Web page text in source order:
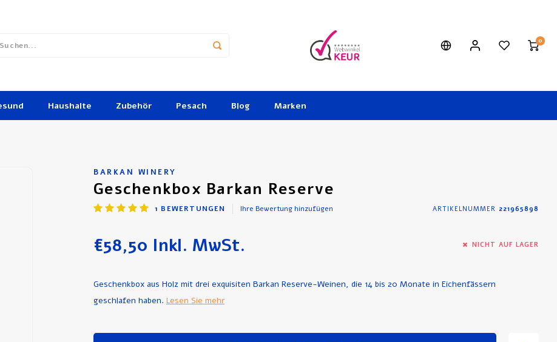
0
Haushalte Zubehör Pesach Blog Marken
BARKAN WINERY
Geschenkbox Barkan Reserve
1 BEWERTUNGEN Ihre Bewertung hinzufügen ARTIKELNUMMER 221965898
€58,50 Inkl. MwSt. NICHT AUF LAGER
Geschenkbox aus Holz mit drei exquisiten Barkan Reserve-Weinen, die 14 bis 20 Monate in Eichenfässern
geschlafen haben. Lesen Sie mehr